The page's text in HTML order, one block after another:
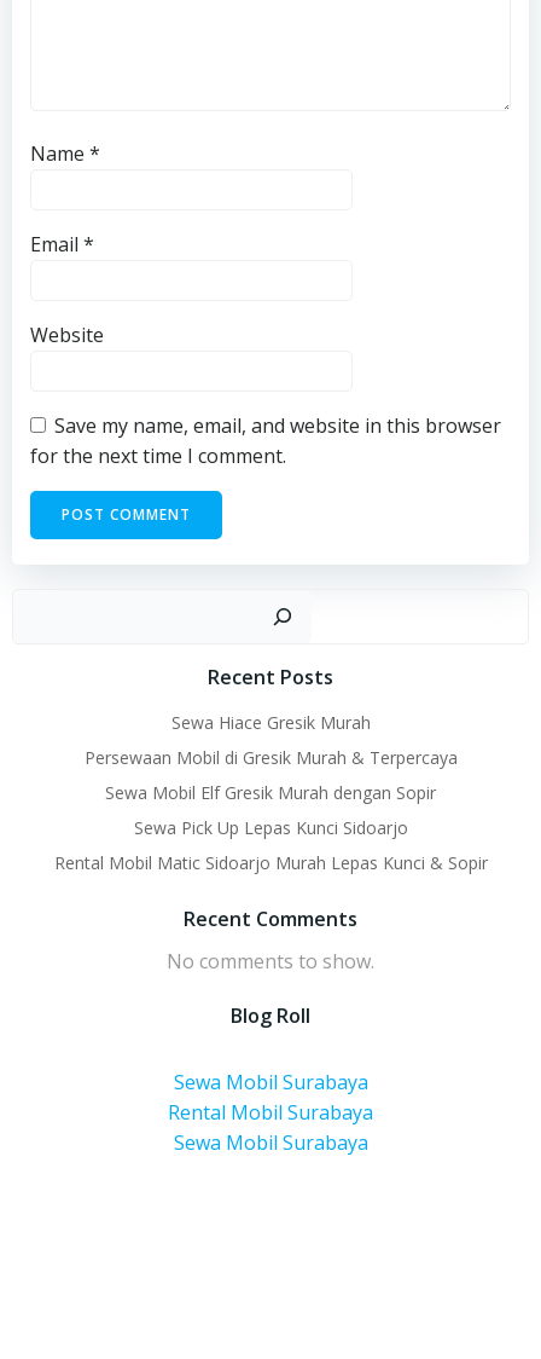
Name *
Email *
Website
Save my name, email, and website in this browser
for the next time I comment.
Recent Posts
Sewa Hiace Gresik Murah
Persewaan Mobil di Gresik Murah & Terpercaya
Sewa Mobil Elf Gresik Murah dengan Sopir
Sewa Pick Up Lepas Kunci Sidoarjo
Rental Mobil Matic Sidoarjo Murah Lepas Kunci & Sopir
Recent Comments
No comments to show.
Blog Roll
Sewa Mobil Surabaya
Rental Mobil Surabaya
Sewa Mobil Surabaya